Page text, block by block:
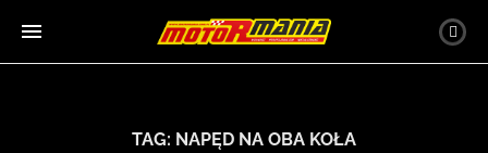
TAG: NAPĘD NA OBA KOŁA